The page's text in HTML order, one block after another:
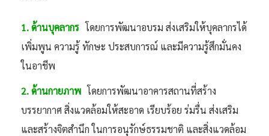
1. ด้านบุคลากร โดยการพัฒนาอบรม ส่งเสริมให้บุคลากรได้
เพิ่มพูน ความรู้ ทักษะ ประสบการณ์ และมีความรู้สึกมั่นคง
ในอาชีพ
2. ด้านกายภาพ โดยการพัฒนาอาคารสถานที่สร้าง
บรรยากาศ สิ่งแวดล้อมให้สะอาด เรียบร้อย ร่มรื่น ส่งเสริม
และสร้างจิตสำนึก ในการอนุรักษ์ธรรมชาติ และสิ่งแวดล้อม